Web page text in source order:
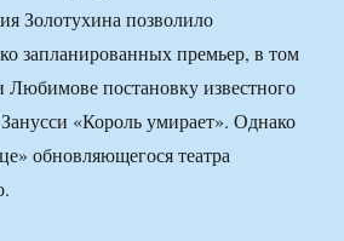
Золотухина позволило
запланированных премьер, в том
Любимове постановку известного
«Король умирает». Однако
обновляющегося театра